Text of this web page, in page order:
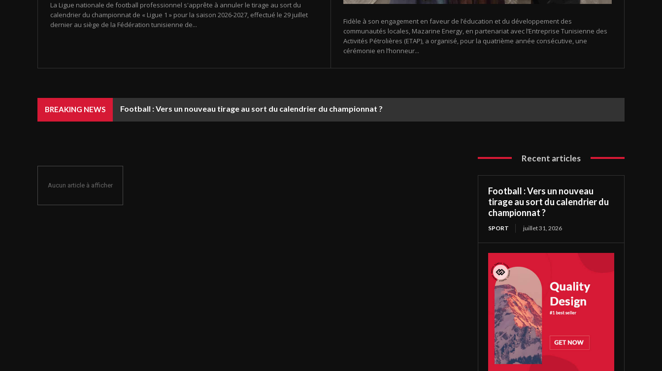
La Ligue nationale de football professionnel s'apprête à annuler le tirage au sort du
calendrier du championnat de « Ligue 1 » pour la saison 2026-2027, effectué le 29 juillet
dernier au siège de la Fédération tunisienne de...
Fidèle à son engagement en faveur de l’éducation et du développement des
communautés locales, Mazarine Energy, en partenariat avec l’Entreprise Tunisienne des
Activités Pétrolières (ETAP), a organisé, pour la quatrième année consécutive, une
cérémonie en l’honneur...
BREAKING NEWS Football : Vers un nouveau tirage au sort du calendrier du championnat ?
Aucun article à afficher
Recent articles
Football : Vers un nouveau
tirage au sort du calendrier du
championnat ?
SPORT juillet 31, 2026